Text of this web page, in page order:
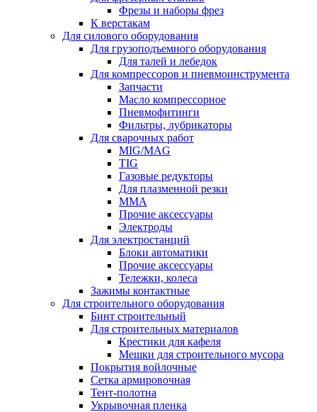
Фрезы и наборы фрез
К верстакам
Для силового оборудования
Для грузоподъемного оборудования
Для талей и лебедок
Для компрессоров и пневмоинструмента
Запчасти
Масло компрессорное
Пневмофитинги
Фильтры, лубрикаторы
Для сварочных работ
MIG/MAG
TIG
Газовые редукторы
Для плазменной резки
ММА
Прочие аксессуары
Электроды
Для электростанций
Блоки автоматики
Прочие аксессуары
Тележки, колеса
Зажимы контактные
Для строительного оборудования
Бинт строительный
Для строительных материалов
Крестики для кафеля
Мешки для строительного мусора
Покрытия войлочные
Сетка армировочная
Тент-полотна
Укрывочная пленка